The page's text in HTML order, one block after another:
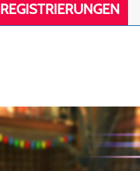
REGISTRIERUNGEN